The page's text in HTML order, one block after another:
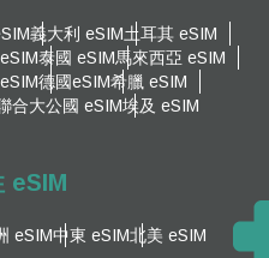
義大利 eSIM土耳其 eSIM
泰國 eSIM馬來西亞 eSIM
德國eSIM希臘 eSIM
合大公國 eSIM埃及 eSIM
eSIM
eSIM中東 eSIM北美 eSIM